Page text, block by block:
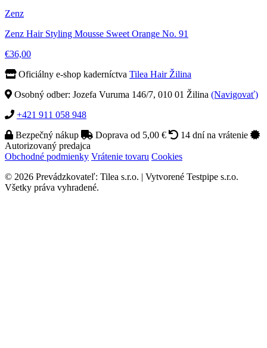
Zenz
Zenz Hair Styling Mousse Sweet Orange No. 91
€36,00
Oficiálny e-shop kaderníctva Tilea Hair Žilina
Osobný odber: Jozefa Vuruma 146/7, 010 01 Žilina (Navigovať)
+421 911 058 948
Bezpečný nákup
Doprava od 5,00 €
14 dní na vrátenie
Autorizovaný predajca
Obchodné podmienky Vrátenie tovaru Cookies
© 2026 Prevádzkovateľ: Tilea s.r.o. | Vytvorené Testpipe s.r.o.
Všetky práva vyhradené.